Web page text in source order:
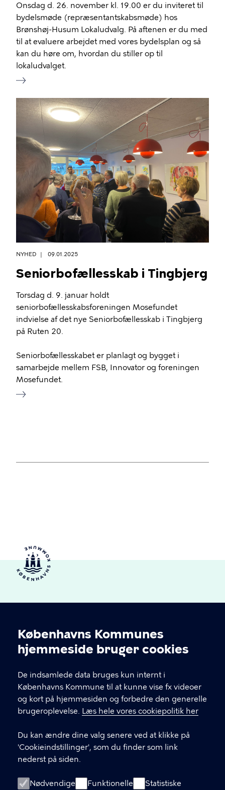
Cookieindstillinger
Københavns Kommunes
hjemmeside bruger cookies
De indsamlede data bruges kun internt i
Københavns Kommune til at kunne vise fx videoer
og kort på hjemmesiden og forbedre den generelle
brugeroplevelse. Læs hele vores cookiepolitik her
Du kan ændre dine valg senere ved at klikke på
'Cookieindstillinger', som du finder som link
nederst på siden.
Nødvendige Funktionelle Statistiske
Onsdag d. 26. november kl. 19.00 er du inviteret til
bydelsmøde (repræsentantskabsmøde) hos
Brønshøj-Husum Lokaludvalg. På aftenen er du med
til at evaluere arbejdet med vores bydelsplan og så
kan du høre om, hvordan du stiller op til
lokaludvalget.
NYHED 09.01.2025
Seniorbofællesskab i Tingbjerg
Torsdag d. 9. januar holdt
seniorbofællesskabsforeningen Mosefundet
indvielse af det nye Seniorbofællesskab i Tingbjerg
på Ruten 20.
Seniorbofællesskabet er planlagt og bygget i
samarbejde mellem FSB, Innovator og foreningen
Mosefundet.
Brønshøj-Husum Lokaludvalg
KONTAKT
LINKS
Facebook